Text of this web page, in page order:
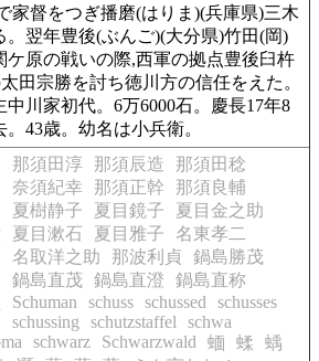
家督をつぎ播磨(はりま)(兵庫県)三木
。翌年豊後(ぶんご)(大分県)竹田(岡)
ケ原の戦いの際,西軍の拠点豊後臼杵
田宗勝を討ち徳川方の信任をえた。
中川家初代。6万6000石。慶長17年8
。43歳。幼名は小兵衛。
那須田淳 那須辰造
那須田稔
奈須紀幸 那須正幹
那須良輔
夏樹静子 夏目鏡子
夏目金之助
夏目漱石 夏目雅子
名東孝二
名取洋之助 那波利貞
鍋島勝茂
鍋島直茂 鍋島直澄
鍋島直称
Schuman schuss schussed
schusses
schussing
schutzstaffel
schwa
schwarz Schwarzwald 蝒 蝚
蝺